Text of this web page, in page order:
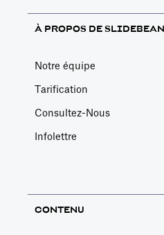
À PROPOS DE SLIDEBEAN
Notre équipe
Tarification
Consultez-Nous
Infolettre
CONTENU